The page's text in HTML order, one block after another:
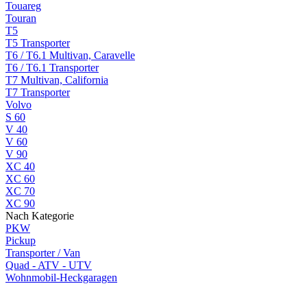
Touareg
Touran
T5
T5 Transporter
T6 / T6.1 Multivan, Caravelle
T6 / T6.1 Transporter
T7 Multivan, California
T7 Transporter
Volvo
S 60
V 40
V 60
V 90
XC 40
XC 60
XC 70
XC 90
Nach Kategorie
PKW
Pickup
Transporter / Van
Quad - ATV - UTV
Wohnmobil-Heckgaragen